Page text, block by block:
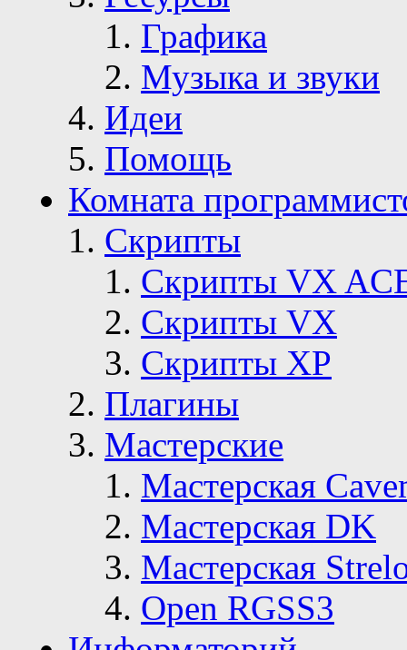
Графика
Музыка и звуки
Идеи
Помощь
Комната
Скрипты
Скрипты VX
Скрипты VX
Скрипты ХР
Плагины
Мастерские
Мастерская
Мастерская DK
Мастерская
Open RGSS3